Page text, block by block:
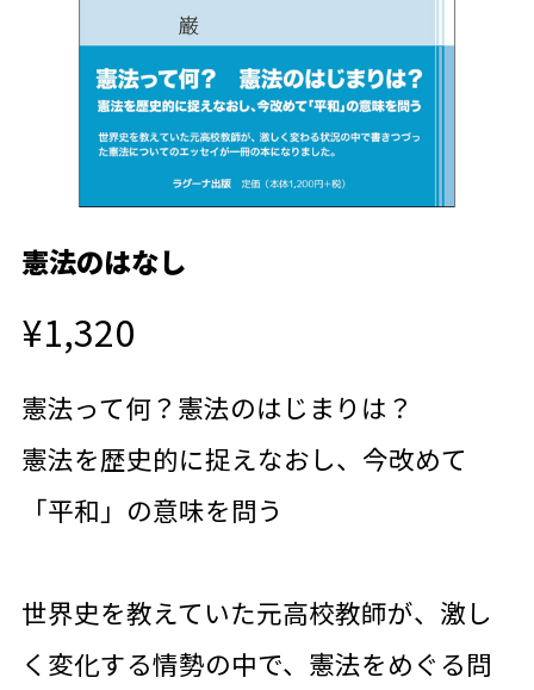
憲法のはなし
¥1,320
憲法って何？憲法のはじまりは？
憲法を歴史的に捉えなおし、今改めて
「平和」の意味を問う
世界史を教えていた元高校教師が、激し
く変化する情勢の中で、憲法をめぐる問